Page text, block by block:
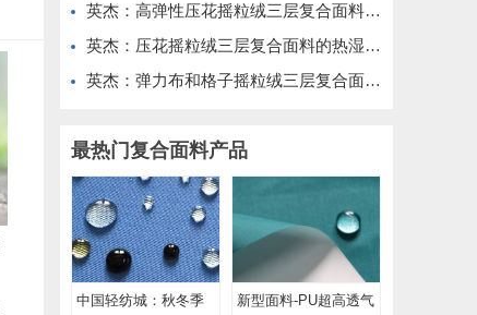
英杰：高弹性压花摇粒绒三层复合面料在冬季童装设计中的应用实践
英杰：压花摇粒绒三层复合面料的热湿舒适性与层间结合强度协同提升工艺
英杰：弹力布和格子摇粒绒三层复合面料在修身户外夹克中的弹性与保暖协同设计
最热门复合面料产品
中国轻纺城：秋冬季
新型面料-PU超高透气